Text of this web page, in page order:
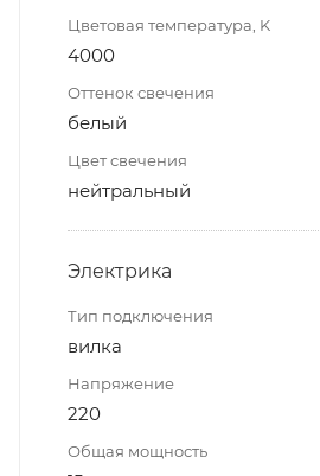
Цветовая температура, K
4000
Оттенок свечения
белый
Цвет свечения
нейтральный
Электрика
Тип подключения
вилка
Напряжение
220
Общая мощность